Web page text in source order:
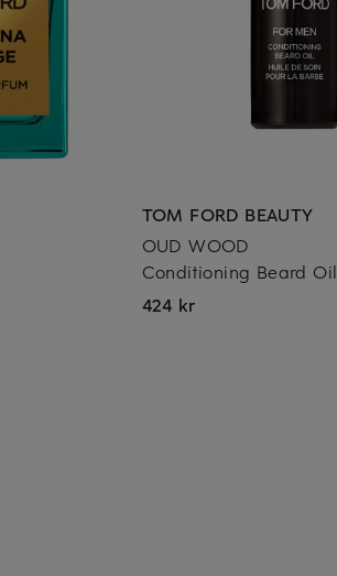
TOM FORD BEAUTY
OUD WOOD
Conditioning Beard Oil
424 kr